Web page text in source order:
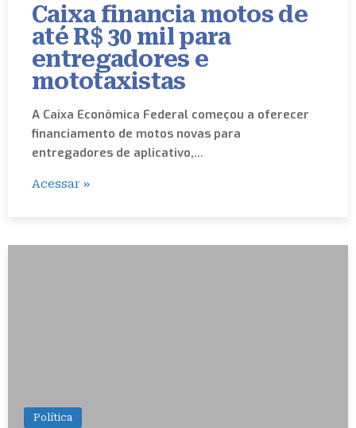
Caixa financia motos de
até R$ 30 mil para
entregadores e
mototaxistas
A Caixa Econômica Federal começou a oferecer
financiamento de motos novas para
entregadores de aplicativo,…
Acessar »
Política